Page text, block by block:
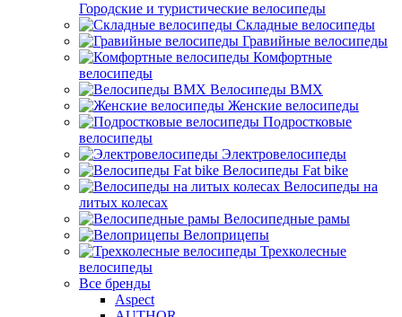
Городские и туристические велосипеды
Складные велосипеды
Гравийные велосипеды
Комфортные
велосипеды
Велосипеды BMX
Женские велосипеды
Подростковые
велосипеды
Электровелосипеды
Велосипеды Fat bike
Велосипеды на
литых колесах
Велосипедные рамы
Велоприцепы
Трехколесные
велосипеды
Все бренды
Aspect